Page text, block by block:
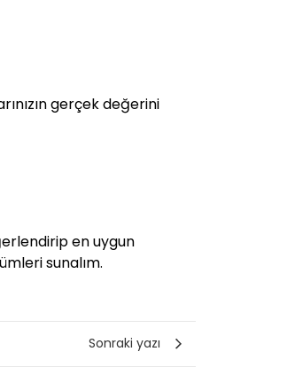
gerçek değerini
en uygun
sunalım.
Sonraki yazı